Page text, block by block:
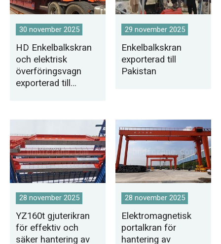
30 november 2025
HD Enkelbalkskran
och elektrisk
överföringsvagn
exporterad till
29 november 2025
Enkelbalkskran
exporterad till
Pakistan
28 november 2025
YZ160t gjuterikran
för effektiv och
säker hantering av
28 november 2025
Elektromagnetisk
portalkran för
hantering av